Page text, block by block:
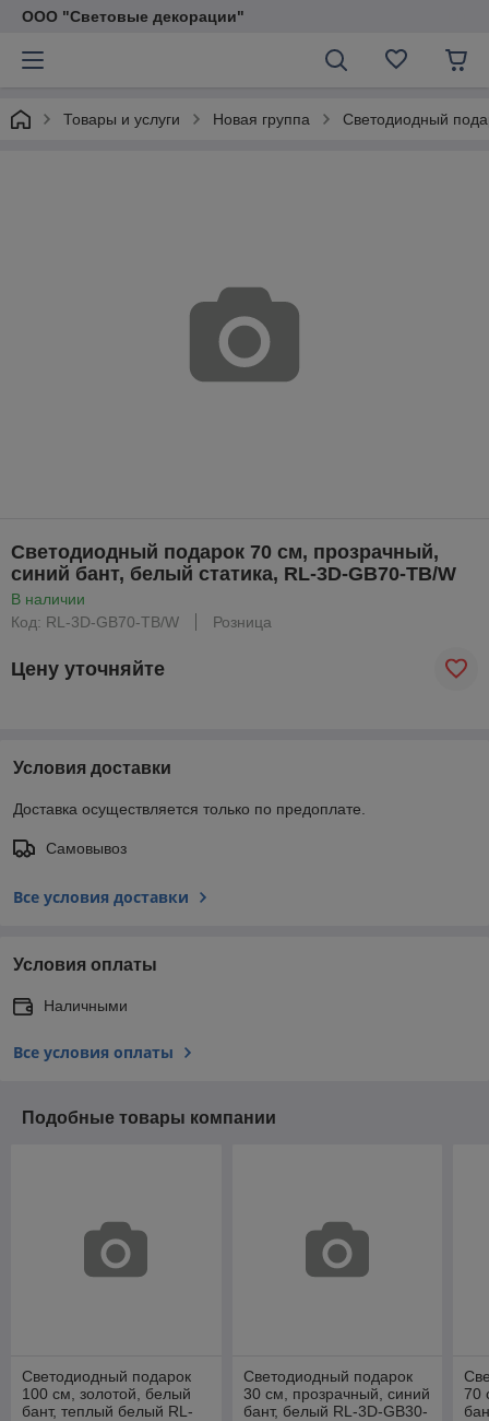
ООО "Световые декорации"
Товары и услуги Новая группа Светодиодный
Светодиодный подарок 70 см, прозрачный,
синий бант, белый статика, RL-3D-GB70-TB/W
В наличии
Код: RL-3D-GB70-TB/W
Розница
Цену уточняйте
Условия доставки
Доставка осуществляется только по предоплате.
Самовывоз
Все условия доставки
Условия оплаты
Наличными
Все условия оплаты
Подобные товары компании
Светодиодный подарок
100 см, золотой, белый
бант, теплый белый RL-
Светодиодный подарок
30 см, прозрачный, синий
бант, белый RL-3D-GB30-
70